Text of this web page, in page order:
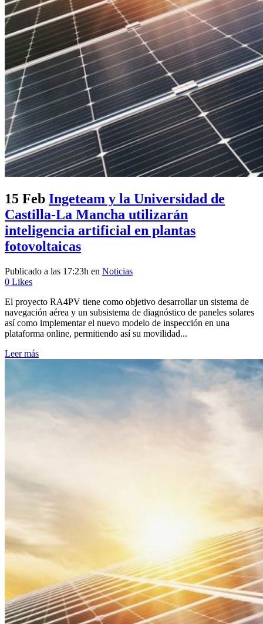
15 Feb Ingeteam y la Universidad de
Castilla-La Mancha utilizarán
inteligencia artificial en plantas
fotovoltaicas
Publicado a las 17:23h en Noticias
0 Likes
El proyecto RA4PV tiene como objetivo desarrollar un sistema de
navegación aérea y un subsistema de diagnóstico de paneles solares
así como implementar el nuevo modelo de inspección en una
plataforma online, permitiendo así su movilidad...
Leer más